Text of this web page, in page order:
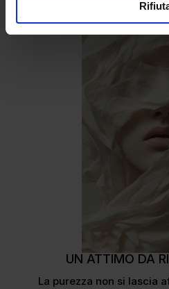
UN ATTIMO DA
La purezza non si lascia